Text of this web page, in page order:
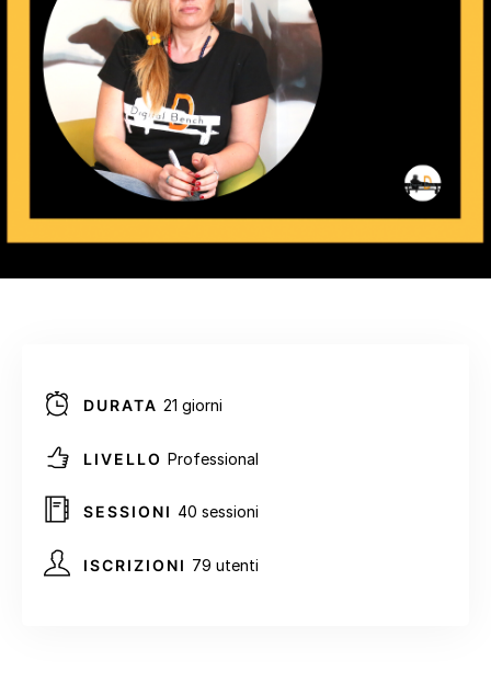
DURATA 21 giorni
LIVELLO Professional
SESSIONI 40 sessioni
ISCRIZIONI 79 utenti